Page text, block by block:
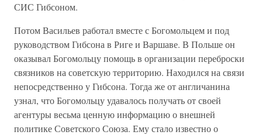
СИС Гибсоном.
Потом Васильев работал вместе с Богомольцем и под
руководством Гибсона в Риге и Варшаве. В Польше он
оказывал Богомольцу помощь в организации переброски
связников на советскую территорию. Находился на связи
непосредственно у Гибсона. Тогда же от англичанина
узнал, что Богомольцу удавалось получать от своей
агентуры весьма ценную информацию о внешней
политике Советского Союза. Ему стало известно о